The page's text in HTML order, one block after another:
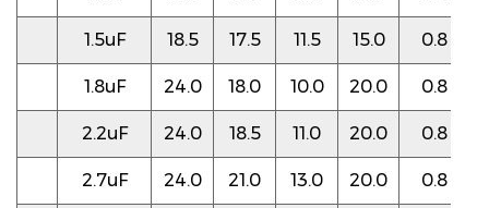
1.5uF 18.5 17.5 11.5 15.0 0.8
1.8uF 24.0 18.0 10.0 20.0 0.8
2.2uF 24.0 18.5 11.0 20.0 0.8
2.7uF 24.0 21.0 13.0 20.0 0.8